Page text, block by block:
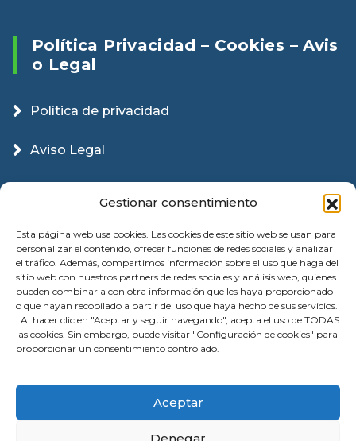
Gestionar consentimiento
Esta página web usa cookies. Las cookies de este sitio web se usan para
personalizar el contenido, ofrecer funciones de redes sociales y analizar
el tráfico. Además, compartimos información sobre el uso que haga del
sitio web con nuestros partners de redes sociales y análisis web, quienes
pueden combinarla con otra información que les haya proporcionado
o que hayan recopilado a partir del uso que haya hecho de sus servicios.
. Al hacer clic en "Aceptar y seguir navegando", acepta el uso de TODAS
las cookies. Sin embargo, puede visitar "Configuración de cookies" para
proporcionar un consentimiento controlado.
Aceptar
Denegar
Política Privacidad – Cookies – Avis
O Legal
Política de privacidad
Aviso Legal
© 2026 Instalación Puertas Garaje Valencia | ☎️
Reparación | All Rights Reserved